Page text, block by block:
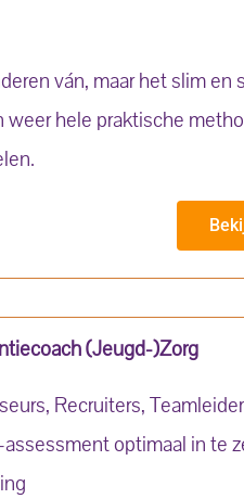
ván, maar het slim
weer hele praktische
(Jeugd-)Zorg
Recruiters,
optimaal in te